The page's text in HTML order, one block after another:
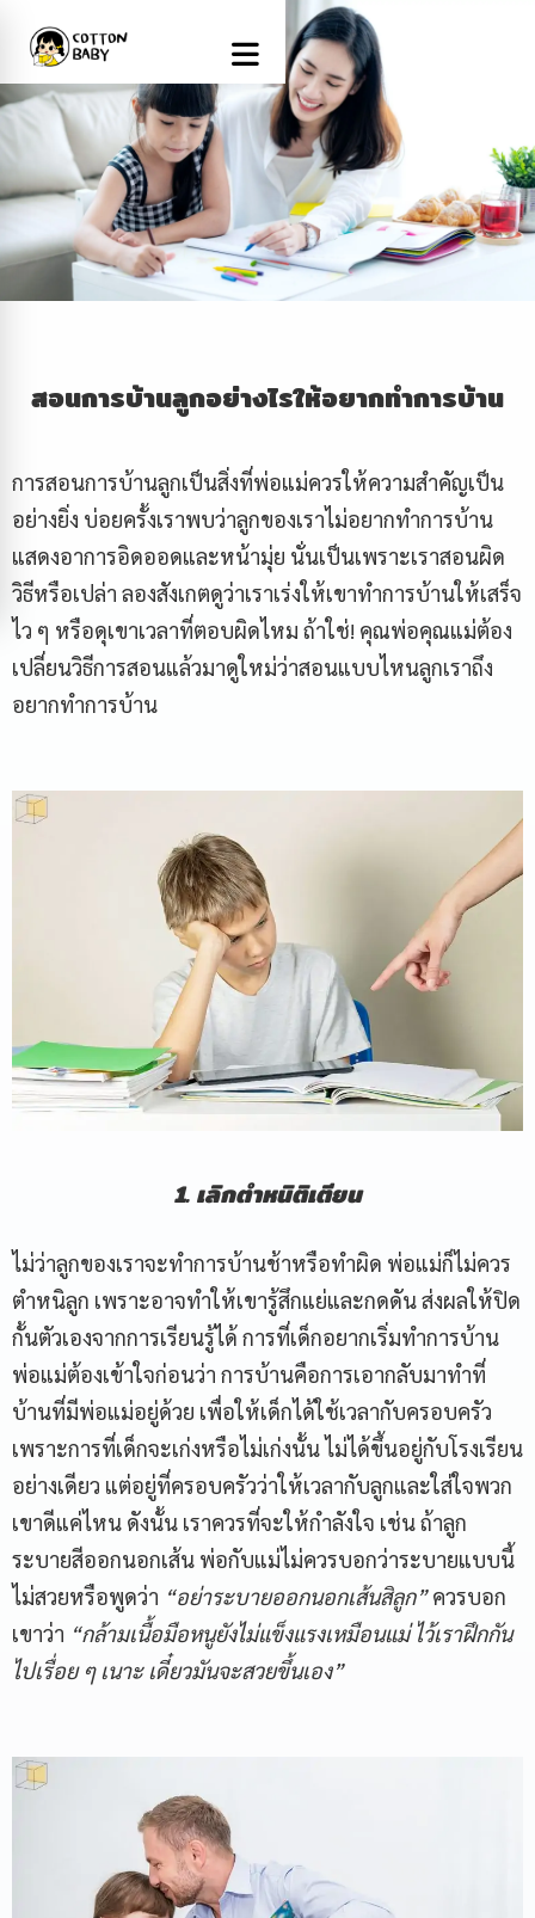
สอนการบ้านลูกอย่างไรให้อยากทำการบ้าน
การสอนการบ้านลูกเป็นสิ่งที่พ่อแม่ควรให้ความสำคัญเป็น
อย่างยิ่ง บ่อยครั้งเราพบว่าลูกของเราไม่อยากทำการบ้าน
แสดงอาการอิดออดและหน้ามุ่ย นั่นเป็นเพราะเราสอนผิด
วิธีหรือเปล่า ลองสังเกตดูว่าเราเร่งให้เขาทำการบ้านให้เสร็จ
ไว ๆ หรือดุเขาเวลาที่ตอบผิดไหม ถ้าใช่! คุณพ่อคุณแม่ต้อง
เปลี่ยนวิธีการสอนแล้วมาดูใหม่ว่าสอนแบบไหนลูกเราถึง
อยากทำการบ้าน
1. เลิกตำหนิติเตียน
ไม่ว่าลูกของเราจะทำการบ้านช้าหรือทำผิด พ่อแม่ก็ไม่ควร
ตำหนิลูก เพราะอาจทำให้เขารู้สึกแย่และกดดัน ส่งผลให้ปิด
กั้นตัวเองจากการเรียนรู้ได้ การที่เด็กอยากเริ่มทำการบ้าน
พ่อแม่ต้องเข้าใจก่อนว่า การบ้านคือการเอากลับมาทำที่
บ้านที่มีพ่อแม่อยู่ด้วย เพื่อให้เด็กได้ใช้เวลากับครอบครัว
เพราะการที่เด็กจะเก่งหรือไม่เก่งนั้น ไม่ได้ขึ้นอยู่กับโรงเรียน
อย่างเดียว แต่อยู่ที่ครอบครัวว่าให้เวลากับลูกและใส่ใจพวก
เขาดีแค่ไหน ดังนั้น เราควรที่จะให้กำลังใจ เช่น ถ้าลูก
ระบายสีออกนอกเส้น พ่อกับแม่ไม่ควรบอกว่าระบายแบบนี้
ไม่สวยหรือพูดว่า “อย่าระบายออกนอกเส้นสิลูก”ควรบอก
เขาว่า “กล้ามเนื้อมือหนูยังไม่แข็งแรงเหมือนแม่ ไว้เราฝึกกัน
ไปเรื่อย ๆ เนาะ เดี๋ยวมันจะสวยขึ้นเอง”